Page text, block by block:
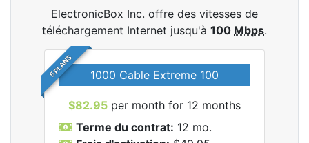
ElectronicBox Inc. offre des vitesses de
téléchargement Internet jusqu'à 100 Mbps.
5 PLANS 1000 Cable Extreme 100
$82.95 per month for 12 months
Terme du contrat: 12 mo.